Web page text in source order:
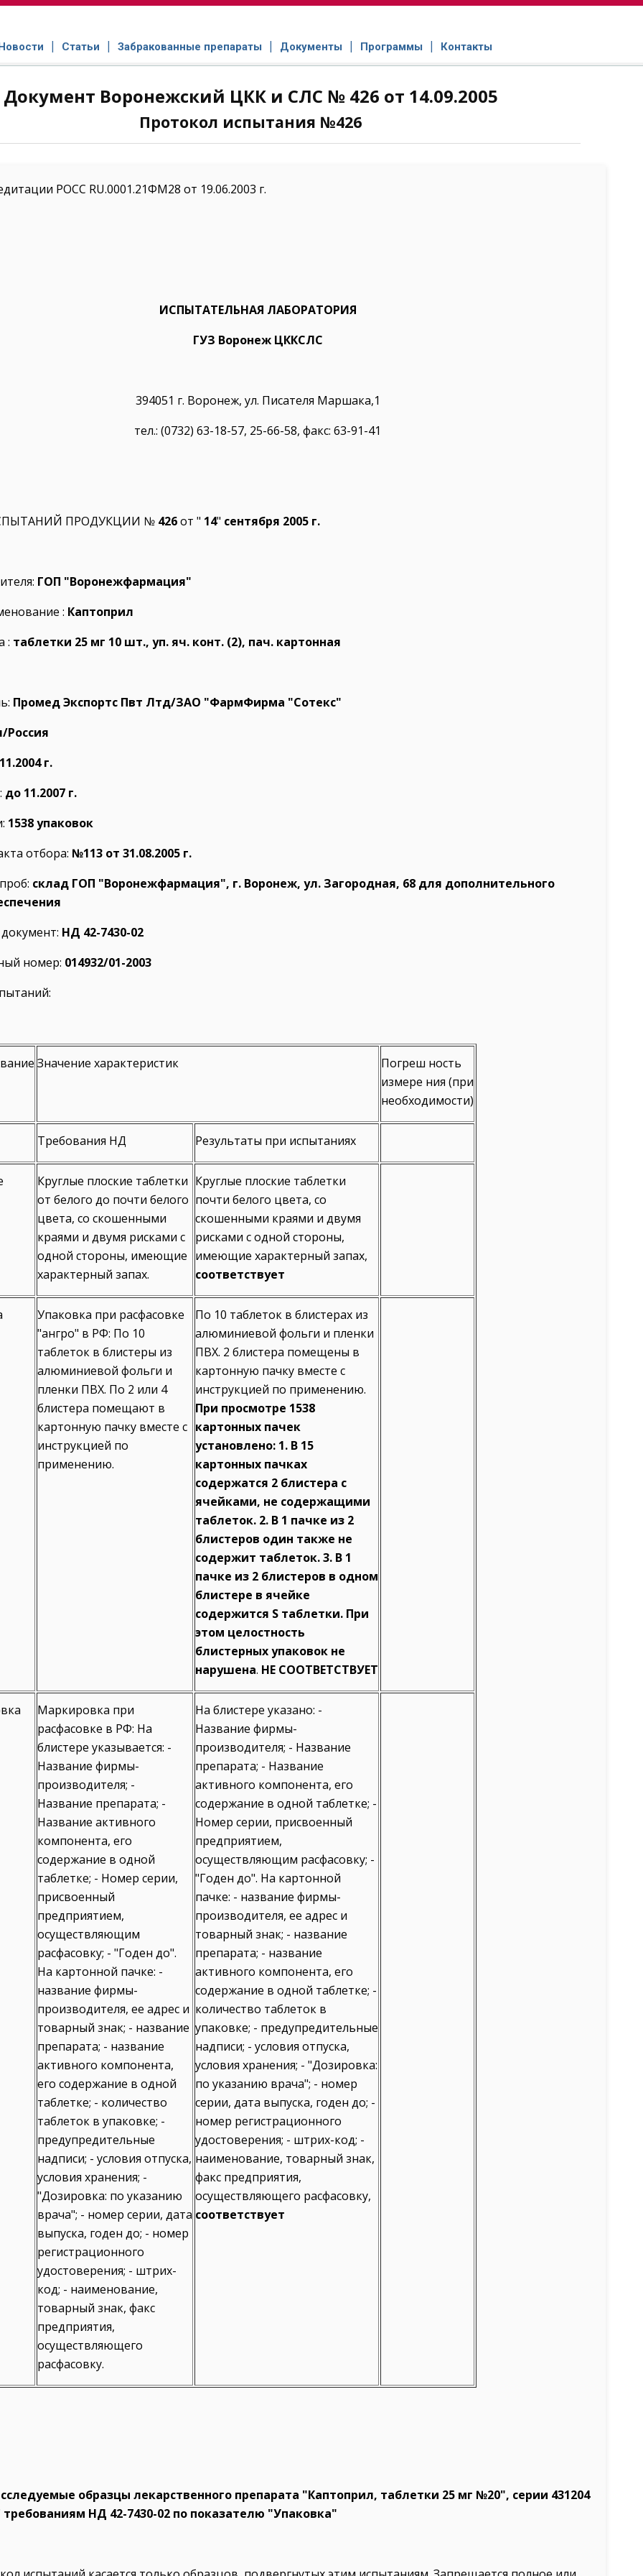
Статьи Забракованные препараты Документы Программы Контакты
Документ Воронежский ЦКК и СЛС № 426 от 14.09.2005
Протокол испытания №426
РОСС RU.0001.21ФМ28 от 19.06.2003 г.
ИСПЫТАТЕЛЬНАЯ ЛАБОРАТОРИЯ
ГУЗ Воронеж ЦККСЛС
394051 г. Воронеж, ул. Писателя Маршака,1
тел.: (0732) 63-18-57, 25-66-58, факс: 63-91-41
ПРОДУКЦИИ № 426от " 14" сентября 2005 г.
ГОП "Воронежфармация"
: Каптоприл
: таблетки 25 мг 10 шт., уп. яч. конт. (2), пач. картонная
Промед Экспортс Пвт Лтд/ЗАО "ФармФирма "Сотекс"
Россия
11.2004 г.
до 11.2007 г.
1538 упаковок
отбора: №113 от 31.08.2005 г.
склад ГОП "Воронежфармация", г. Воронеж, ул. Загородная, 68 для дополнительного
НД 42-7430-02
номер: 014932/01-2003
Значение характеристик
Погреш ность
измере ния (при
необходимости)
Требования НД Результаты при испытаниях
Круглые плоские таблетки
от белого до почти белого
цвета, со скошенными
краями и двумя рисками с
одной стороны, имеющие
характерный запах.
Круглые плоские таблетки
почти белого цвета, со
скошенными краями и двумя
рисками с одной стороны,
имеющие характерный запах,
соответствует
Упаковка при расфасовке
"ангро" в РФ: По 10
таблеток в блистеры из
алюминиевой фольги и
пленки ПВХ. По 2 или 4
блистера помещают в
картонную пачку вместе с
инструкцией по
применению.
По 10 таблеток в блистерах из
алюминиевой фольги и пленки
ПВХ. 2 блистера помещены в
картонную пачку вместе с
инструкцией по применению.
При просмотре 1538
картонных пачек
установлено: 1. В 15
картонных пачках
содержатся 2 блистера с
ячейками, не содержащими
таблеток. 2. В 1 пачке из 2
блистеров один также не
содержит таблеток. 3. В 1
пачке из 2 блистеров в одном
блистере в ячейке
содержится Ѕ таблетки. При
этом целостность
блистерных упаковок не
нарушена. НЕ СООТВЕТСТВУЕТ
Маркировка при
расфасовке в РФ: На
блистере указывается: -
Название фирмы-
производителя; -
Название препарата; -
Название активного
компонента, его
содержание в одной
таблетке; - Номер серии,
присвоенный
предприятием,
осуществляющим
расфасовку; - "Годен до".
На картонной пачке: -
название фирмы-
производителя, ее адрес и
товарный знак; - название
препарата; - название
активного компонента,
его содержание в одной
таблетке; - количество
таблеток в упаковке; -
предупредительные
надписи; - условия отпуска,
условия хранения; -
"Дозировка: по указанию
врача"; - номер серии, дата
выпуска, годен до; - номер
регистрационного
удостоверения; - штрих-
код; - наименование,
товарный знак, факс
предприятия,
осуществляющего
расфасовку.
На блистере указано: -
Название фирмы-
производителя; - Название
препарата; - Название
активного компонента, его
содержание в одной таблетке; -
Номер серии, присвоенный
предприятием,
осуществляющим расфасовку; -
"Годен до". На картонной
пачке: - название фирмы-
производителя, ее адрес и
товарный знак; - название
препарата; - название
активного компонента, его
содержание в одной таблетке; -
количество таблеток в
упаковке; - предупредительные
надписи; - условия отпуска,
условия хранения; - "Дозировка:
по указанию врача"; - номер
серии, дата выпуска, годен до; -
номер регистрационного
удостоверения; - штрих-код; -
наименование, товарный знак,
факс предприятия,
осуществляющего расфасовку,
соответствует
образцы лекарственного препарата "Каптоприл, таблетки 25 мг №20", серии 431204
НД 42-7430-02 по показателю "Упаковка"